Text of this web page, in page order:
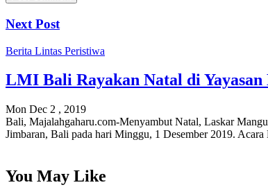
Next Post
Berita Lintas Peristiwa
LMI Bali Rayakan Natal di
Mon Dec 2 , 2019
Bali, Majalahgaharu.com-Menyambut Natal, Laskar
Jimbaran, Bali pada hari Minggu, 1 Desember 2019.
You May Like